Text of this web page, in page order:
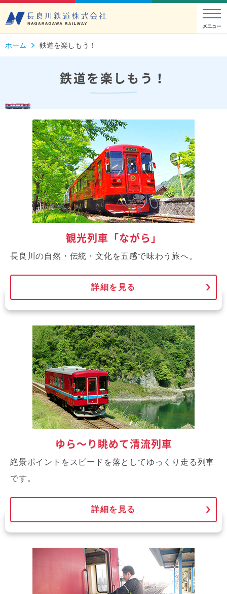
ホーム 鉄道を楽しもう！
鉄道を楽しもう！
観光列車「ながら」
長良川の自然・伝統・文化を五感で味わう旅へ。
詳細を見る
ゆら～り眺めて清流列車
絶景ポイントをスピードを落としてゆっくり走る列車
です。
詳細を見る